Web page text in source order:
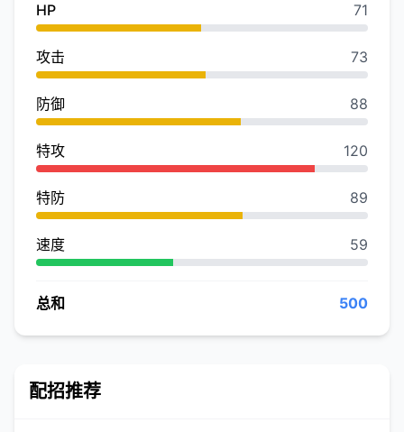
HP 71
攻击 73
防御 88
特攻 120
特防 89
速度 59
总和 500
配招推荐